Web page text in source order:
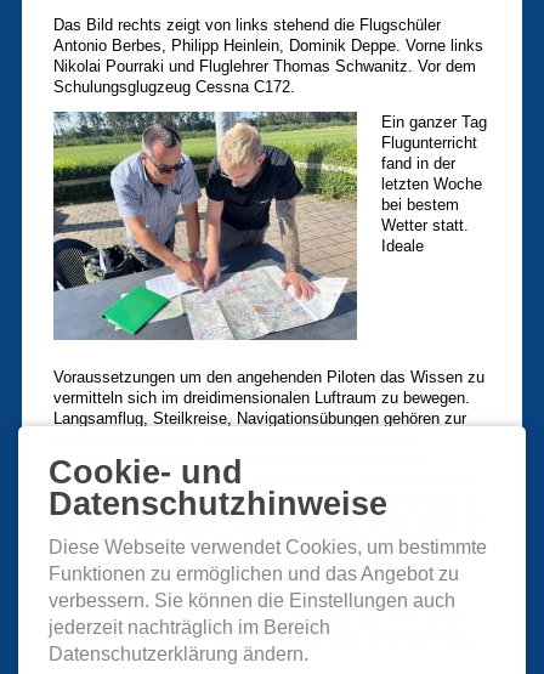
Das Bild rechts zeigt von links stehend die Flugschüler
Antonio Berbes, Philipp Heinlein, Dominik Deppe. Vorne links
Nikolai Pourraki und Fluglehrer Thomas Schwanitz. Vor dem
Schulungsglugzeug Cessna C172.
Ein ganzer Tag
Flugunterricht
fand in der
letzten Woche
bei bestem
Wetter statt.
Ideale
Voraussetzungen um den angehenden Piloten das Wissen zu
vermitteln sich im dreidimensionalen Luftraum zu bewegen.
Langsamflug, Steilkreise, Navigationsübungen gehören zur
Trudelbewegungen um in allen Fluglagen eine sichere
Rückkehr zum Flugplatz zu gewährleisten. Theorieunterricht
in den Bereichen Meteorologie, Navigation, Triebwerkskunde
dem Programm, dass von ehrenamtlichen Fluglehrern
vermittelt wird.
Jeder, der Interesse hat die Welt aus der Vogelperspektive zu
erkunden und selbst als Pilot von Ansbach aus z.B. an die
Nordsee oder über die Alpen zu fliegen kann sich beim Aero-
Club Ansbach ausbilden lassen.
Cookie- und
Datenschutzhinweise
Diese Webseite verwendet Cookies, um bestimmte
Funktionen zu ermöglichen und das Angebot zu
verbessern. Sie können die Einstellungen auch
jederzeit nachträglich im Bereich
Datenschutzerklärung ändern.